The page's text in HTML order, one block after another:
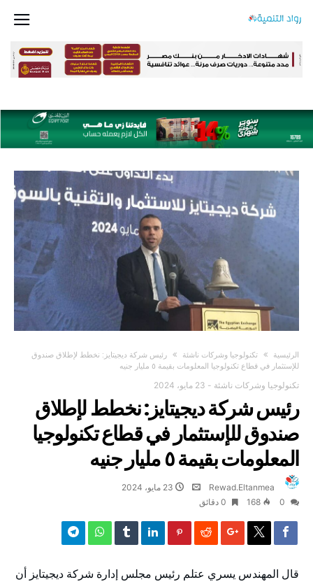
‫الرئيسية‬ تكنولوجيا وشركات ناشئة
رئيس شركة ديجيتايز: نخطط لإطلاق صندوق
للإستثمار في قطاع تكنولوجيا المعلومات بقيمة ٥ مليار جنيه
تكنولوجيا وشركات ناشئة - 23 مايو، 2024
رئيس شركة ديجيتايز: نخطط لإطلاق
صندوق للإستثمار في قطاع تكنولوجيا
المعلومات بقيمة ٥ مليار جنيه
Rewad.Eltanmea
23 مايو، 2024
168 0 ‫دقائق‬
قال المهندس يسري عتلم رئيس مجلس إدارة شركة ديجيتايز أن